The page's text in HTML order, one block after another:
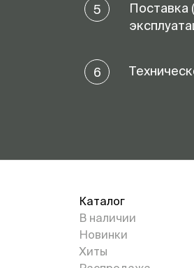
5
Поставка
6
Каталог
В наличии
Новинки
Хиты